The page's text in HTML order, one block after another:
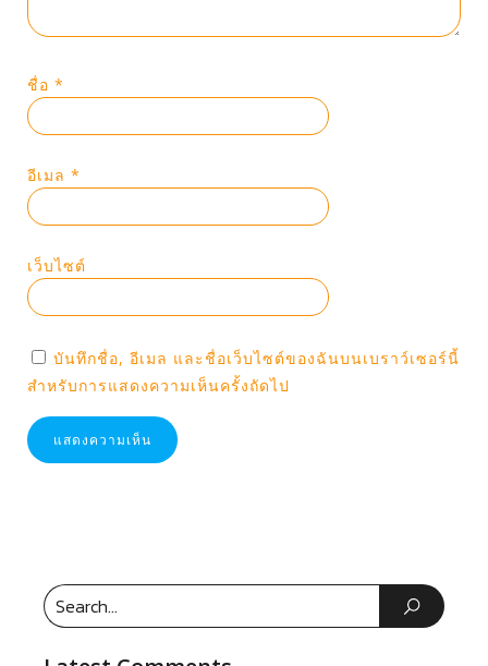
ชื่อ *
อีเมล *
เว็บไซต์
บันทึกชื่อ, อีเมล และชื่อเว็บไซต์ของฉันบนเบราว์เซอร์นี้
สำหรับการแสดงความเห็นครั้งถัดไป